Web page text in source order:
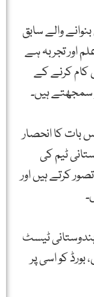
والے سابق
اور تجربہ ہے
کام کرنے کے
ہیں۔
بات کا انحصار
ٹیم کی
کرتے ہیں اور
ٹیسٹ
کو اسی پر